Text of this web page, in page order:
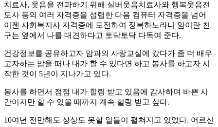
치료사, 웃음을 전파하기 위해 실버웃음치료사와 행복웃음전
도사 등의 여러 자격증을 섭렵한 다음 컴퓨터 자격증을 넘어
이젠 사회복지사 자격증에 도전하여 정복하노라니 암이란 친
구는 옆에서 나를 대견하다고 토닥토닥 다독여 준다.
건강정보를 공유하고자 암과의 사랑교실에 갔다가 좀 더 배우
고자하는 맘을 떠나 내가 할 수 있다면 하고 봉사를 하고자 시
작한 것이 5년이 지나가고 있다.
봉사를 하면서 점점 내가 힐링 받고 있음에 감사하며 바쁜 시
간이지만 할 수 있을 때까지 계속 힐링 받고 싶다.
10여년 전만해도 상상도 못할 일들이 펼쳐지고 있었다. 어르신